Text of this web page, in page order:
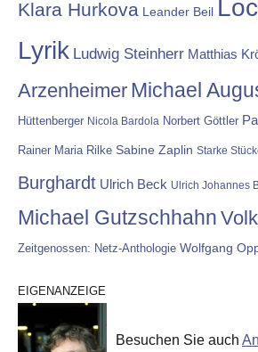
Klara Hurkova Leander Beil
Lyrik Ludwig Steinherr Matthias
Arzenheimer Michael
Hüttenberger Nicola Bardola Norbert Göttler
Rainer Maria Rilke Sabine Zaplin Starke
Burghardt Ulrich Beck Ulrich Johannes
Michael Gutzschhahn
Zeitgenossen: Netz-Anthologie Wolfgang
EIGENANZEIGE
Besuchen Sie auch